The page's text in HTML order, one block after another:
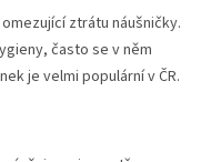
ztrátu náušničky.
často se v něm
je velmi populární v ČR.